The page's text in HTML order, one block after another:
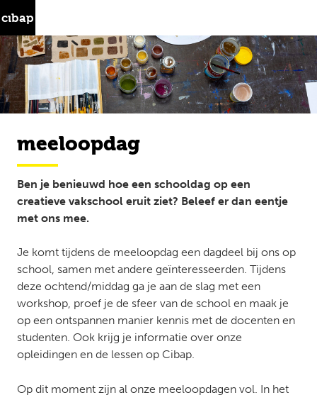
to
content
opleidingen
studeren
aanmelden
naar:
meeloopdag
Ben je benieuwd hoe een schooldag op een
creatieve vakschool eruit ziet? Beleef er dan eentje
met ons mee.
Je komt tijdens de meeloopdag een dagdeel bij ons op
school, samen met andere geïnteresseerden. Tijdens
deze ochtend/middag ga je aan de slag met een
workshop, proef je de sfeer van de school en maak je
op een ontspannen manier kennis met de docenten en
studenten. Ook krijg je informatie over onze
opleidingen en de lessen op Cibap.
Op dit moment zijn al onze meeloopdagen vol. In het